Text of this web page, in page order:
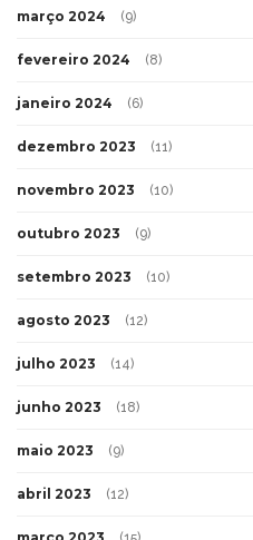
março 2024 (9)
fevereiro 2024 (8)
janeiro 2024 (6)
dezembro 2023 (11)
novembro 2023 (10)
outubro 2023 (9)
setembro 2023 (10)
agosto 2023 (12)
julho 2023 (14)
junho 2023 (18)
maio 2023 (9)
abril 2023 (12)